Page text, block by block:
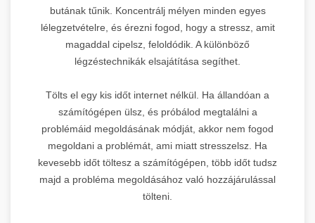
butának tűnik. Koncentrálj mélyen minden egyes
lélegzetvételre, és érezni fogod, hogy a stressz, amit
magaddal cipelsz, feloldódik. A különböző
légzéstechnikák elsajátítása segíthet.
Tölts el egy kis időt internet nélkül. Ha állandóan a
számítógépen ülsz, és próbálod megtalálni a
problémáid megoldásának módját, akkor nem fogod
megoldani a problémát, ami miatt stresszelsz. Ha
kevesebb időt töltesz a számítógépen, több időt tudsz
majd a probléma megoldásához való hozzájárulással
tölteni.